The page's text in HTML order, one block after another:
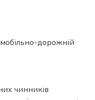
дорожній
чинників